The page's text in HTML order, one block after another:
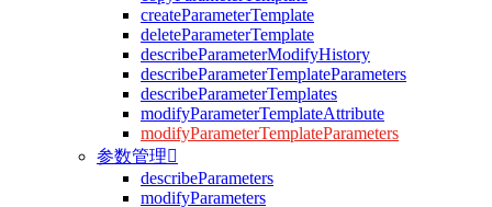
createParameterTemplate
deleteParameterTemplate
describeParameterModifyHistory
describeParameterTemplateParameters
describeParameterTemplates
modifyParameterTemplateAttribute
modifyParameterTemplateParameters
参数管理
describeParameters
modifyParameters